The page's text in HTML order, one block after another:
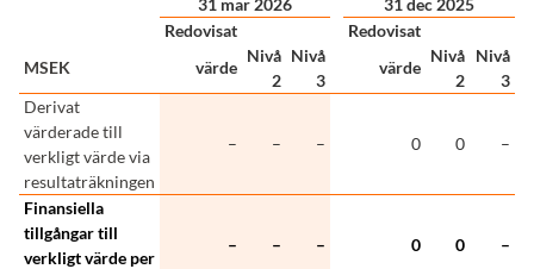
31 mar 2026
31 dec 2025
Redovisat
Redovisat
MSEK
värde
Nivå
2
Nivå
3
värde
Nivå
2
Nivå
3
Derivat
värderade till
verkligt värde via
resultaträkningen
– – – 0 0 –
Finansiella
tillgångar till
verkligt värde per
– – – 0 0 –